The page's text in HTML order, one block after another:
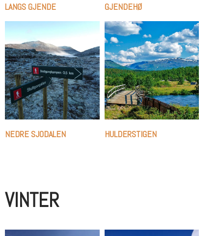
LANGS GJENDE GJENDEHØ
NEDRE SJODALEN HULDERSTIGEN
VINTER